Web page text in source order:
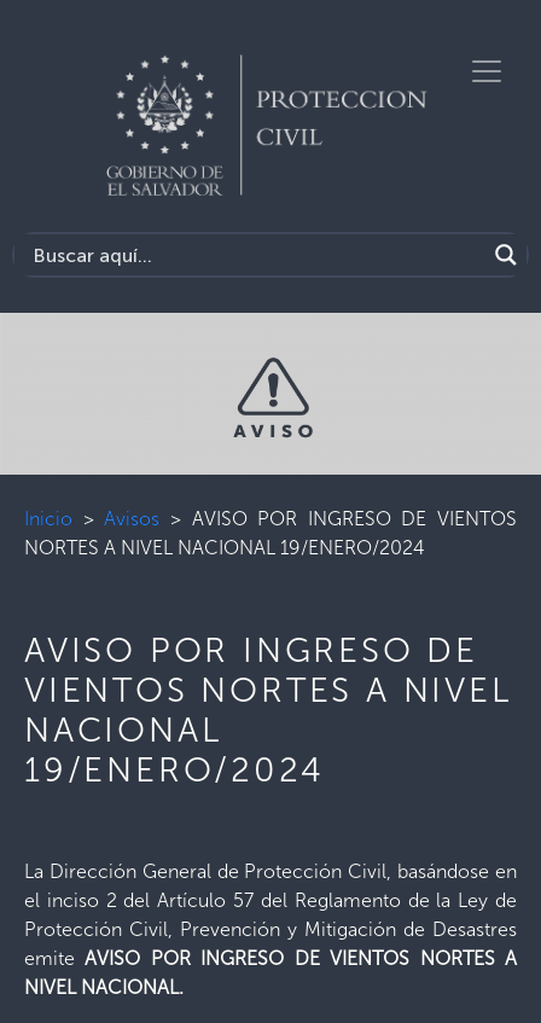
Inicio >Avisos > AVISO POR INGRESO DE VIENTOS
NORTES A NIVEL NACIONAL 19/ENERO/2024
AVISO POR INGRESO DE
VIENTOS NORTES A NIVEL
NACIONAL
19/ENERO/2024
La Dirección General de Protección Civil, basándose en
el inciso 2 del Artículo 57 del Reglamento de la Ley de
Protección Civil, Prevención y Mitigación de Desastres
emiteAVISO POR INGRESO DE VIENTOS NORTES A
NIVEL NACIONAL.